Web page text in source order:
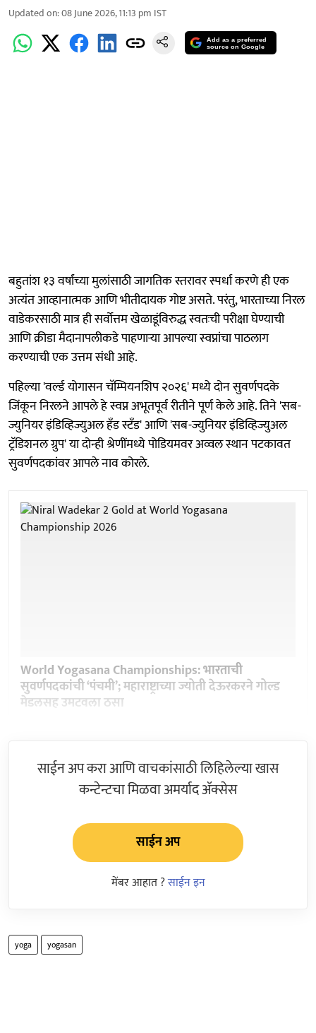
Updated on:08 June 2026, 11:13 pm IST
Add as a preferred
source on Google
बहुतांश १३ वर्षांच्या मुलांसाठी जागतिक स्तरावर स्पर्धा करणे ही एक
अत्यंत आव्हानात्मक आणि भीतीदायक गोष्ट असते. परंतु, भारताच्या निरल
वाडेकरसाठी मात्र ही सर्वोत्तम खेळाडूंविरुद्ध स्वतःची परीक्षा घेण्याची
आणि क्रीडा मैदानापलीकडे पाहणाऱ्या आपल्या स्वप्नांचा पाठलाग
करण्याची एक उत्तम संधी आहे.
पहिल्या 'वर्ल्ड योगासन चॅम्पियनशिप २०२६' मध्ये दोन सुवर्णपदके
जिंकून निरलने आपले हे स्वप्न अभूतपूर्व रीतीने पूर्ण केले आहे. तिने 'सब-
ज्युनियर इंडिव्हिज्युअल हँड स्टँड' आणि 'सब-ज्युनियर इंडिव्हिज्युअल
ट्रॅडिशनल ग्रुप' या दोन्ही श्रेणींमध्ये पोडियमवर अव्वल स्थान पटकावत
सुवर्णपदकांवर आपले नाव कोरले.
World Yogasana Championships: भारताची
सुवर्णपदकांची ‘पंचमी’; महाराष्ट्राच्या ज्योती देऊरकरने गोल्ड
मेडलसह उमटवला ठसा
साईन अप करा आणि वाचकांसाठी लिहिलेल्या खास
कन्टेन्टचा मिळवा अमर्याद ॲक्सेस
साईन अप
मेंबर आहात ?साईन इन
yoga yogasan